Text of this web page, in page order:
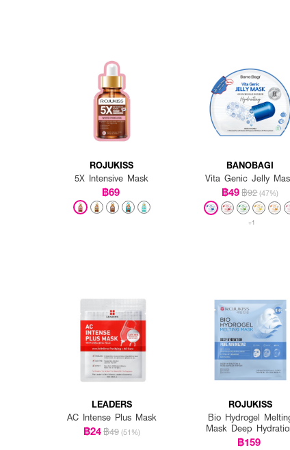
ROJUKISS
5X Intensive Mask
฿69
BANOBAGI
Vita Genic Jelly
฿49฿92 (47%)
+1
LEADERS
AC Intense Plus Mask
฿24฿49 (51%)
ROJUKISS
Bio Hydrogel
Mask Deep
฿159